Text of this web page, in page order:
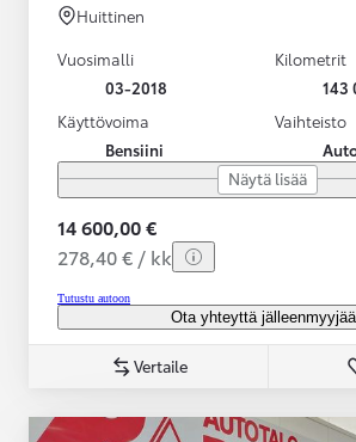
Huittinen
Vuosimalli
03-2018
Kilometrit
143
Käyttövoima
Bensiini
Vaihteisto
Näytä lisää
14 600,00 €
278,40 € / kk
Tutustu autoon
Ota yhteyttä
Vertaile